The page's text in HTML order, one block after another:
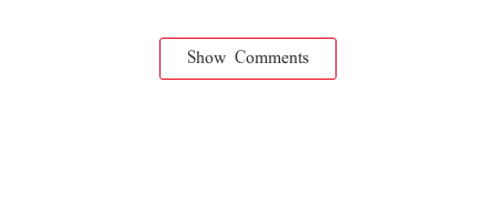
Show Comments